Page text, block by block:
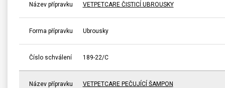
Název přípravku VETPETCARE ČISTICÍ UBROUSKY
Forma přípravku Ubrousky
Číslo schválení 189-22/C
Název přípravku VETPETCARE PEČUJÍCÍ ŠAMPON